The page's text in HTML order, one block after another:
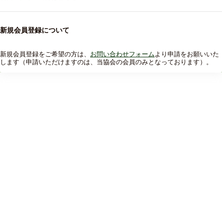
新規会員登録について
新規会員登録をご希望の方は、 お問い合わせフォーム より申請をお願いいた
します（申請いただけますのは、当協会の会員のみとなっております）。